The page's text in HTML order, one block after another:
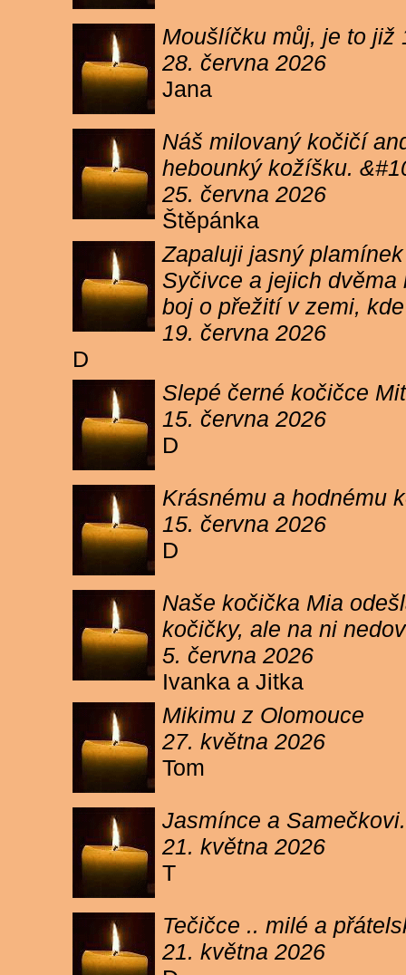
Moušlíčku můj, je to již
28. června 2026
Jana
Náš milovaný kočičí
hebounký kožíšku.
25. června 2026
Štěpánka
Zapaluji jasný
Syčivce a jejich
boj o přežití v zemi,
19. června 2026
D
Slepé černé kočičce
15. června 2026
D
Krásnému a hodnému
15. června 2026
D
Naše kočička Mia
kočičky, ale na ni
5. června 2026
Ivanka a Jitka
Mikimu z Olomouce
27. května 2026
Tom
Jasmínce a
21. května 2026
T
Tečičce .. milé a
21. května 2026